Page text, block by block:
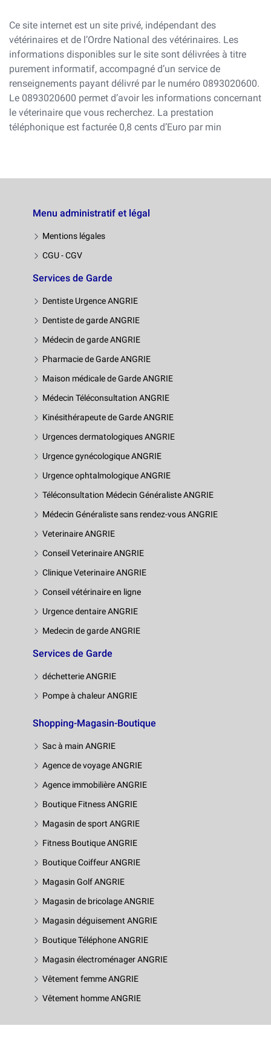
Ce site internet est un site privé, indépendant des
vétérinaires et de l’Ordre National des vétérinaires. Les
informations disponibles sur le site sont délivrées à titre
purement informatif, accompagné d’un service de
renseignements payant délivré par le numéro 0893020600.
Le 0893020600 permet d’avoir les informations concernant
le véterinaire que vous recherchez. La prestation
téléphonique est facturée 0,8 cents d’Euro par min
Menu administratif et légal
Mentions légales
CGU - CGV
Services de Garde
Dentiste Urgence ANGRIE
Dentiste de garde ANGRIE
Médecin de garde ANGRIE
Pharmacie de Garde ANGRIE
Maison médicale de Garde ANGRIE
Médecin Téléconsultation ANGRIE
Kinésithérapeute de Garde ANGRIE
Urgences dermatologiques ANGRIE
Urgence gynécologique ANGRIE
Urgence ophtalmologique ANGRIE
Téléconsultation Médecin Généraliste ANGRIE
Médecin Généraliste sans rendez-vous ANGRIE
Veterinaire ANGRIE
Conseil Veterinaire ANGRIE
Clinique Veterinaire ANGRIE
Conseil vétérinaire en ligne
Urgence dentaire ANGRIE
Medecin de garde ANGRIE
Services de Garde
déchetterie ANGRIE
Pompe à chaleur ANGRIE
Shopping-Magasin-Boutique
Sac à main ANGRIE
Agence de voyage ANGRIE
Agence immobilière ANGRIE
Boutique Fitness ANGRIE
Magasin de sport ANGRIE
Fitness Boutique ANGRIE
Boutique Coiffeur ANGRIE
Magasin Golf ANGRIE
Magasin de bricolage ANGRIE
Magasin déguisement ANGRIE
Boutique Téléphone ANGRIE
Magasin électroménager ANGRIE
Vêtement femme ANGRIE
Vêtement homme ANGRIE